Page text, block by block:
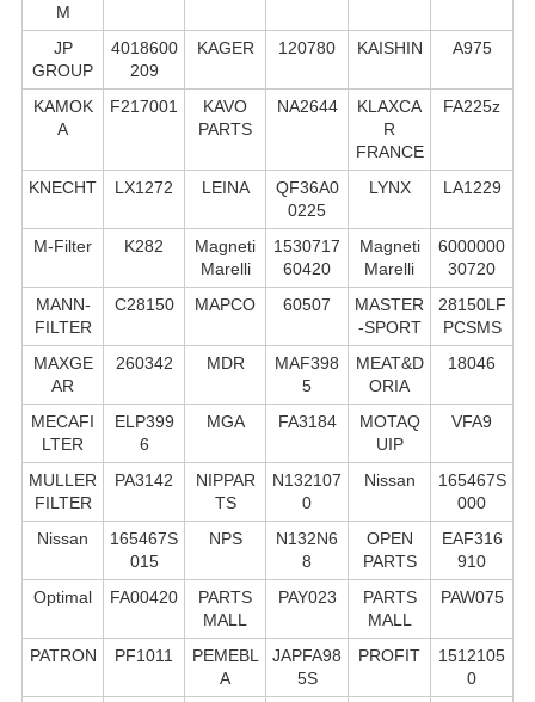
M
JP
GROUP
4018600
209
KAGER 120780 KAISHIN A975
KAMOK
A
F217001
KAVO
PARTS
NA2644
KLAXCA
R
FRANCE
FA225z
KNECHT LX1272 LEINA
QF36A0
0225
LYNX LA1229
M-Filter K282
Magneti
Marelli
1530717
60420
Magneti
Marelli
6000000
30720
MANN-
FILTER
C28150 MAPCO 60507
MASTER
-SPORT
28150LF
PCSMS
MAXGE
AR
260342 MDR
MAF398
5
MEAT&D
ORIA
18046
MECAFI
LTER
ELP399
6
MGA FA3184
MOTAQ
UIP
VFA9
MULLER
FILTER
PA3142
NIPPAR
TS
N132107
0
Nissan
165467S
000
Nissan
165467S
015
NPS
N132N6
8
OPEN
PARTS
EAF316
910
Optimal
FA00420
PARTS
MALL
PAY023
PARTS
MALL
PAW075
PATRON PF1011
PEMEBL
A
JAPFA98
5S
PROFIT
1512105
0